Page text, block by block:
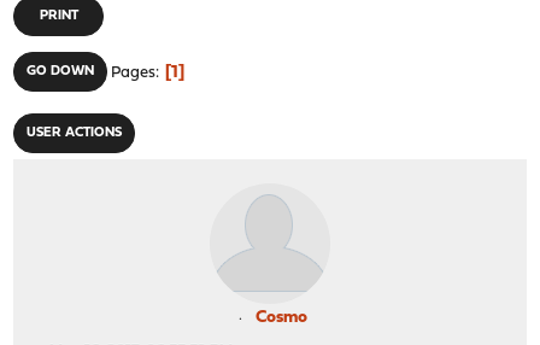
PRINT
GO DOWN Pages 1
USER ACTIONS
Cosmo